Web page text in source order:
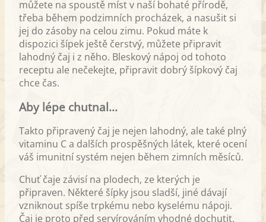
můžete na spoustě míst v naší bohaté přírodě,
třeba během podzimních procházek, a nasušit si
jej do zásoby na celou zimu. Pokud máte k
dispozici šípek ještě čerstvý, můžete připravit
lahodný čaj i z něho. Bleskový nápoj od tohoto
receptu ale nečekejte, připravit dobrý šípkový čaj
chce čas.
Aby lépe chutnal...
Takto připravený čaj je nejen lahodný, ale také plný
vitaminu C a dalších prospěšných látek, které ocení
váš imunitní systém nejen během zimních měsíců.
Chuť čaje závisí na plodech, ze kterých je
připraven. Některé šípky jsou sladší, jiné dávají
vzniknout spíše trpkému nebo kyselému nápoji.
Čaj je proto před servírováním vhodné dochutit.